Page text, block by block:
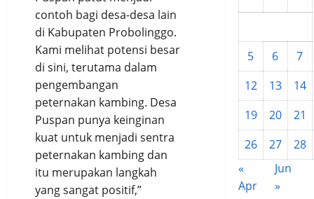
contoh bagi desa-desa lain
di Kabupaten Probolinggo.
Kami melihat potensi besar
di sini, terutama dalam
pengembangan
peternakan kambing. Desa
Puspan punya keinginan
kuat untuk menjadi sentra
peternakan kambing dan
itu merupakan langkah
yang sangat positif,”
5 6
7
12
13
14
19
20
21
26
27
28
«
Apr
Jun
»